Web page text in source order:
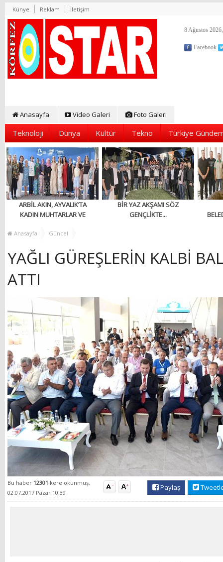
Künye Reklam İletişim
8 Ağustos
Facebook
Anasayfa Video Galeri Foto Galeri
Teknoloji Dünya Kültür Tekno Türkiye
ARBİL AKIN, AYVALIK’TA
KADIN MUHTARLAR VE
BULUŞTU
BİR YAZ AKŞAMI SÖZ
GENÇLİKTE...
Anasayfa Güncel
YAĞLI GÜREŞLERİN KALBİ
ATTI
Bu haber 12301 kere okunmuş.
02.07.2017 Pazar 10:39
Paylaş